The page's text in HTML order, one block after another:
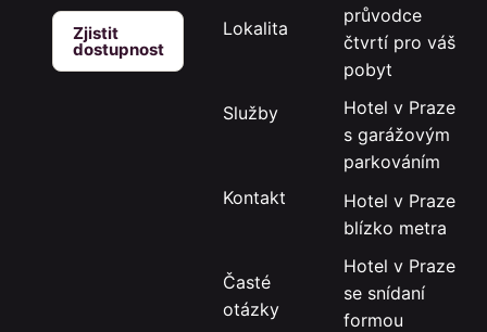
Zjistit
dostupnost
Lokalita
Služby
Kontakt
Časté
otázky
průvodce
čtvrtí pro váš
pobyt
Hotel v Praze
s garážovým
parkováním
Hotel v Praze
blízko metra
Hotel v Praze
se snídaní
formou